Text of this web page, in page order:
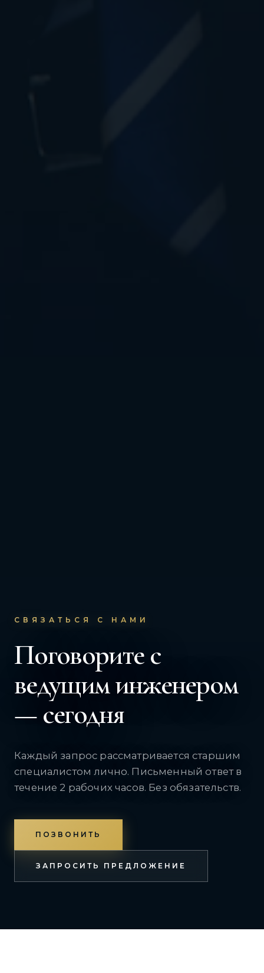
СВЯЗАТЬСЯ С НАМИ
Поговорите с
ведущим инженером
— сегодня
Каждый запрос рассматривается старшим
специалистом лично. Письменный ответ в
течение 2 рабочих часов. Без обязательств.
ПОЗВОНИТЬ
ЗАПРОСИТЬ ПРЕДЛОЖЕНИЕ